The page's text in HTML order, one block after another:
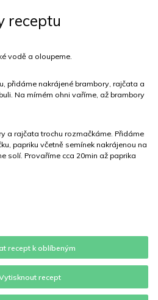
Cholesterol0 mg
Vláknina 6922.5 mg
Vitamín B6
0 mg Železo2.9 mg
receptu
vodě a oloupeme.
přidáme nakrájené brambory, rajčata a
Na mírném ohni vaříme, až brambory
a rajčata trochu rozmačkáme. Přidáme
papriku včetně semínek nakrájenou na
solí. Provaříme cca 20min až paprika
recept k oblíbeným
recept